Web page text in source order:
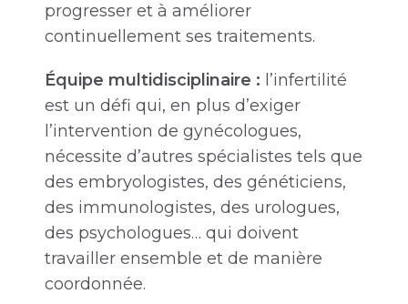
progresser et à améliorer
continuellement ses traitements.
Équipe multidisciplinaire : l’infertilité
est un défi qui, en plus d’exiger
l’intervention de gynécologues,
nécessite d’autres spécialistes tels que
des embryologistes, des généticiens,
des immunologistes, des urologues,
des psychologues… qui doivent
travailler ensemble et de manière
coordonnée.